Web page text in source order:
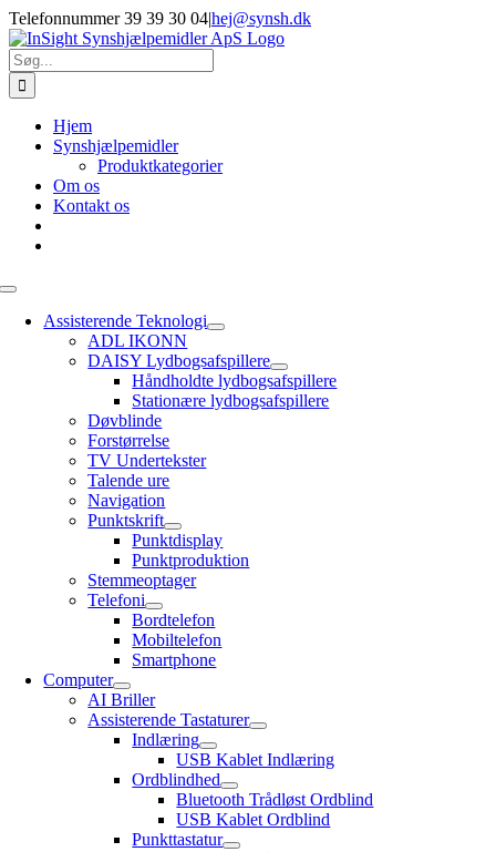
Skip
to
content
Telefonnummer 39 39 30 04|hej@synsh.dk
Søg
efter:
Hjem
Synshjælpemidler
Produktkategorier
Om os
Kontakt os
Toggle
NavigationAssisterende Teknologi
ADL IKONN
DAISY Lydbogsafspillere
Håndholdte lydbogsafspillere
Stationære lydbogsafspillere
Døvblinde
Forstørrelse
TV Undertekster
Talende ure
Navigation
Punktskrift
Punktdisplay
Punktproduktion
Stemmeoptager
Telefoni
Bordtelefon
Mobiltelefon
Smartphone
Computer
AI Briller
Assisterende Tastaturer
Indlæring
USB Kablet Indlæring
Ordblindhed
Bluetooth Trådløst Ordblind
USB Kablet Ordblind
Punkttastatur